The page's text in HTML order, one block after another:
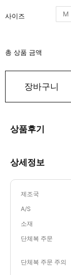
사이즈 M
총 상품 금액
장바구니
상품후기
상세정보
제조국
A/S
소재
단체복 주문
단체복 주문 주의